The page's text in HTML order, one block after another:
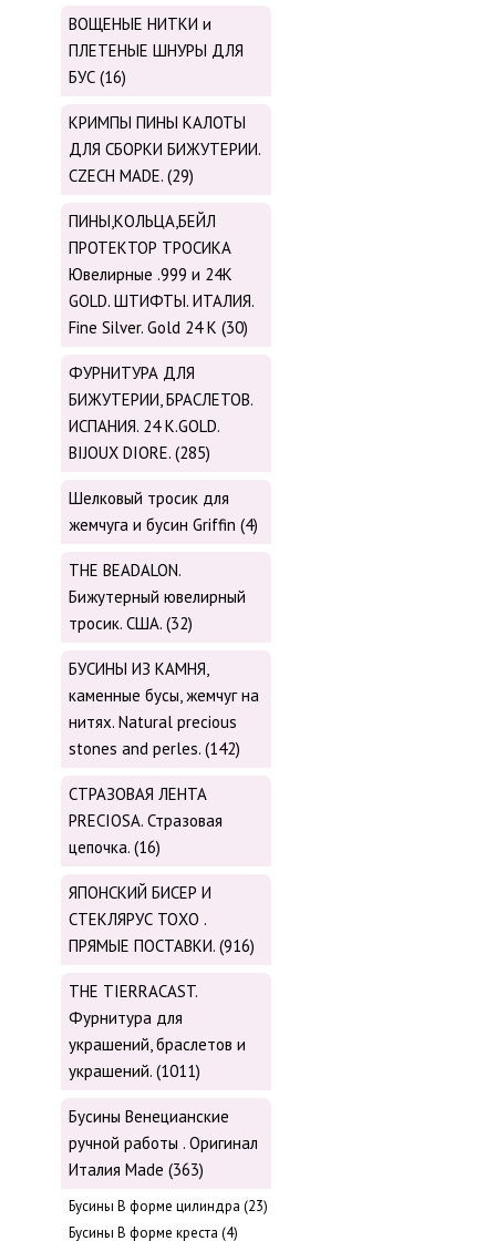
ВОЩЕНЫЕ НИТКИ и
ПЛЕТЕНЫЕ ШНУРЫ ДЛЯ
БУС (16)
КРИМПЫ ПИНЫ КАЛОТЫ
ДЛЯ СБОРКИ БИЖУТЕРИИ.
CZECH MADE. (29)
ПИНЫ,КОЛЬЦА,БЕЙЛ
ПРОТЕКТОР ТРОСИКА
Ювелирные .999 и 24К
GOLD. ШТИФТЫ. ИТАЛИЯ.
Fine Silver. Gold 24 K (30)
ФУРНИТУРА ДЛЯ
БИЖУТЕРИИ, БРАСЛЕТОВ.
ИСПАНИЯ. 24 K.GOLD.
BIJOUX DIORE. (285)
Шелковый тросик для
жемчуга и бусин Griffin (4)
THE BEADALON.
Бижутерный ювелирный
тросик. США. (32)
БУСИНЫ ИЗ КАМНЯ,
каменные бусы, жемчуг на
нитях. Natural precious
stones and perles. (142)
СТРАЗОВАЯ ЛЕНТА
PRECIOSA. Стразовая
цепочка. (16)
ЯПОНСКИЙ БИСЕР И
СТЕКЛЯРУС TOХО .
ПРЯМЫЕ ПОСТАВКИ. (916)
THE TIERRACAST.
Фурнитура для
украшений, браслетов и
украшений. (1011)
Бусины Венецианские
ручной работы . Оригинал
Италия Made (363)
Буcины В форме цилиндра (23)
Бусины В форме креста (4)